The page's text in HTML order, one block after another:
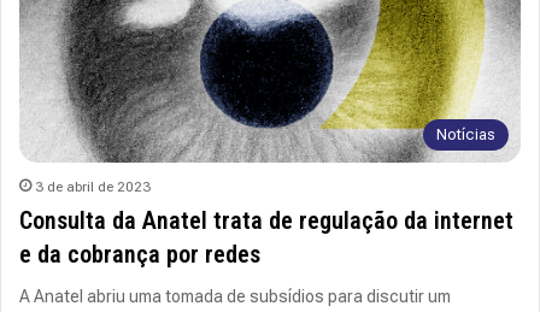
Notícias
3 de abril de 2023
Consulta da Anatel trata de regulação da internet
e da cobrança por redes
A Anatel abriu uma tomada de subsídios para discutir um